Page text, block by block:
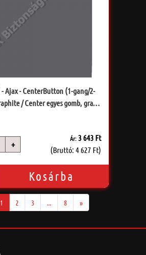
- Ajax - CenterButton (1-gang/2-
/ Center egyes gomb, grafit
+
Ár:3 643 Ft
(Bruttó: 4 627 Ft)
Kosárba
1 2 3 ... 8 »